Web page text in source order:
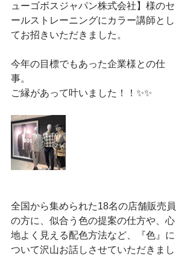
ューゴボスジャパン株式会社】様のセ
ールストレーニングにカラー講師とし
てお招きいただきました。
今年の目標でもあった企業様との仕
事。
ご縁があって叶いました！！✨✨
全国から集められた18名の店舗販売員
の方に、似合う色の提案の仕方や、心
地よく見える配色方法など、『色』に
ついて沢山お話しさせていただきまし